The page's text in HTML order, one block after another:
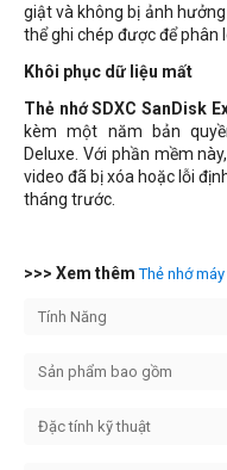
giật và không bị ảnh
thể ghi chép được để phân
Khôi phục dữ liệu mất
Thẻ nhớ SDXC SanDisk
kèm một năm bản
Deluxe. Với phần mềm
video đã bị xóa hoặc lỗi
tháng trước.
>>> Xem thêmThẻ nhớ máy
Tính Năng
Sản phẩm bao gồm
Đặc tính kỹ thuật